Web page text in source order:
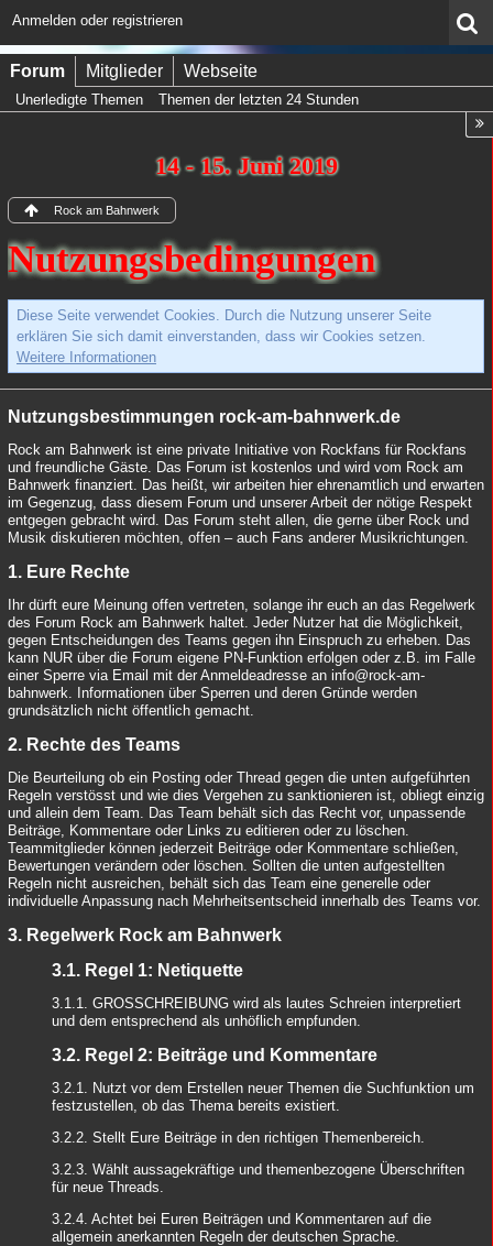
Anmelden oder registrieren
Forum Mitglieder Webseite
Unerledigte Themen Themen der letzten 24 Stunden
14 - 15. Juni 2019
Rock am Bahnwerk
Nutzungsbedingungen
Diese Seite verwendet Cookies. Durch die Nutzung unserer Seite
erklären Sie sich damit einverstanden, dass wir Cookies setzen.
Weitere Informationen
Nutzungsbestimmungen rock-am-bahnwerk.de
Rock am Bahnwerk ist eine private Initiative von Rockfans für Rockfans
und freundliche Gäste. Das Forum ist kostenlos und wird vom Rock am
Bahnwerk finanziert. Das heißt, wir arbeiten hier ehrenamtlich und erwarten
im Gegenzug, dass diesem Forum und unserer Arbeit der nötige Respekt
entgegen gebracht wird. Das Forum steht allen, die gerne über Rock und
Musik diskutieren möchten, offen – auch Fans anderer Musikrichtungen.
1. Eure Rechte
Ihr dürft eure Meinung offen vertreten, solange ihr euch an das Regelwerk
des Forum Rock am Bahnwerk haltet. Jeder Nutzer hat die Möglichkeit,
gegen Entscheidungen des Teams gegen ihn Einspruch zu erheben. Das
kann NUR über die Forum eigene PN-Funktion erfolgen oder z.B. im Falle
einer Sperre via Email mit der Anmeldeadresse an info@rock-am-
bahnwerk. Informationen über Sperren und deren Gründe werden
grundsätzlich nicht öffentlich gemacht.
2. Rechte des Teams
Die Beurteilung ob ein Posting oder Thread gegen die unten aufgeführten
Regeln verstösst und wie dies Vergehen zu sanktionieren ist, obliegt einzig
und allein dem Team. Das Team behält sich das Recht vor, unpassende
Beiträge, Kommentare oder Links zu editieren oder zu löschen.
Teammitglieder können jederzeit Beiträge oder Kommentare schließen,
Bewertungen verändern oder löschen. Sollten die unten aufgestellten
Regeln nicht ausreichen, behält sich das Team eine generelle oder
individuelle Anpassung nach Mehrheitsentscheid innerhalb des Teams vor.
3. Regelwerk Rock am Bahnwerk
3.1. Regel 1: Netiquette
3.1.1. GROSSCHREIBUNG wird als lautes Schreien interpretiert
und dem entsprechend als unhöflich empfunden.
3.2. Regel 2: Beiträge und Kommentare
3.2.1. Nutzt vor dem Erstellen neuer Themen die Suchfunktion um
festzustellen, ob das Thema bereits existiert.
3.2.2. Stellt Eure Beiträge in den richtigen Themenbereich.
3.2.3. Wählt aussagekräftige und themenbezogene Überschriften
für neue Threads.
3.2.4. Achtet bei Euren Beiträgen und Kommentaren auf die
allgemein anerkannten Regeln der deutschen Sprache.